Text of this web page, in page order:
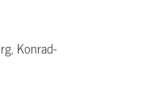
Konrad-